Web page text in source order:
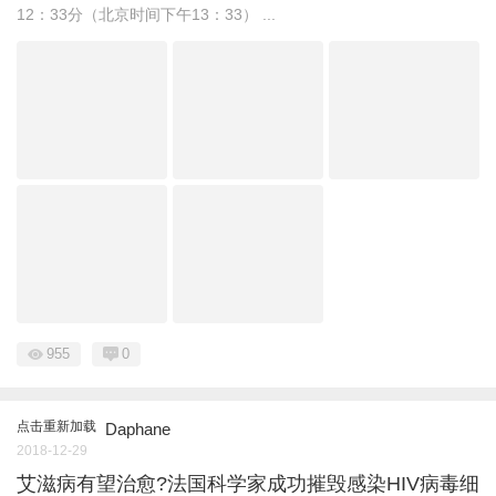
12：33分（北京时间下午13：33） ...
955 0
点击重新加载 Daphane
2018-12-29
艾滋病有望治愈?法国科学家成功摧毁感染HIV病毒细